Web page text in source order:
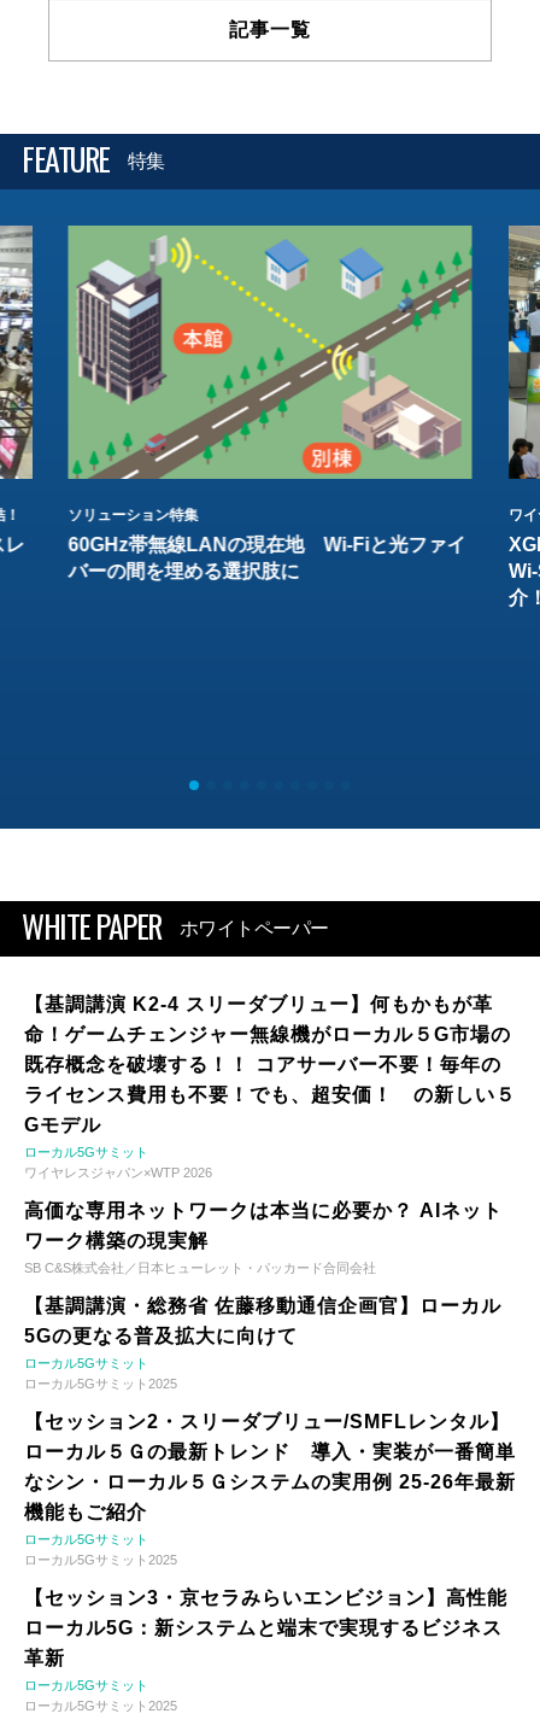
記事一覧
FEATURE 特集
レ
ソリューション特集
60GHz帯無線LANの現在地 Wi-Fiと光ファイ
バーの間を埋める選択肢に
ワ
介
WHITE PAPER ホワイトペーパー
【基調講演 K2-4 スリーダブリュー】何もかもが革
命！ゲームチェンジャー無線機がローカル５G市場の
既存概念を破壊する！！ コアサーバー不要！毎年の
ライセンス費用も不要！でも、超安価！ の新しい５
Gモデル
ローカル5Gサミット
ワイヤレスジャパン×WTP 2026
高価な専用ネットワークは本当に必要か？ AIネット
ワーク構築の現実解
SB C&S株式会社／日本ヒューレット・パッカード合同会社
【基調講演・総務省 佐藤移動通信企画官】ローカル
5Gの更なる普及拡大に向けて
ローカル5Gサミット
ローカル5Gサミット2025
【セッション2・スリーダブリュー/SMFLレンタル】
ローカル５Ｇの最新トレンド 導入・実装が一番簡単
なシン・ローカル５Ｇシステムの実用例 25-26年最新
機能もご紹介
ローカル5Gサミット
ローカル5Gサミット2025
【セッション3・京セラみらいエンビジョン】高性能
ローカル5G：新システムと端末で実現するビジネス
革新
ローカル5Gサミット
ローカル5Gサミット2025